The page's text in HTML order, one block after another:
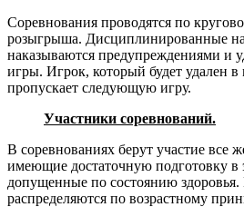
Соревнования проводятся по
розыгрыша. Дисциплинированные
наказываются предупреждениями и
игры. Игрок, который будет удален в
пропускает следующую игру.
Участники соревнований.
В соревнованиях берут участие все
имеющие достаточную подготовку в
допущенные по состоянию
распределяются по возрастному